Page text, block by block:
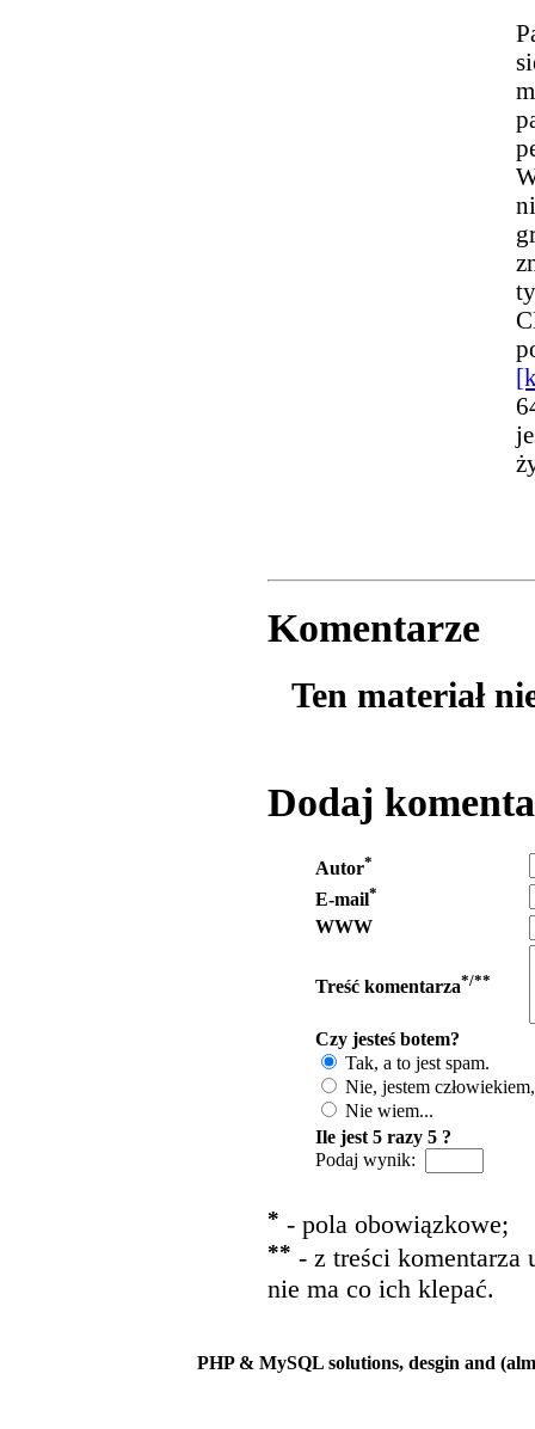
Komentarze
Ten materiał
Dodaj
Autor*
E-mail*
WWW
Treść komentarza*/**
Czy jesteś botem?
Tak, a to jest spam.
Nie, jestem
Nie wiem...
Ile jest 5 razy 5 ?
Podaj wynik:
* - pola obowiązkowe;
** - z treści komentarza
nie ma co ich klepać.
PHP & MySQL solutions, desgin and